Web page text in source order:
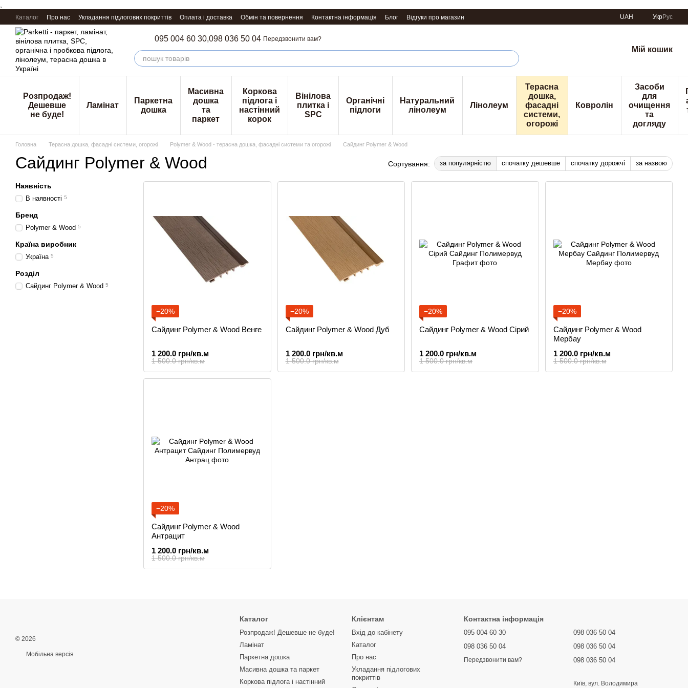
Перейти к основному контенту
Каталог Про нас Укладання підлогових покриттів Оплата і доставка Обмін та повернення Контактна інформація Блог Відгуки про магазин UAH УкрРус
095 004 60 30,098 036 50 04 Передзвонити вам?
Мій кошик
Розпродаж!
Дешевше
не буде!
Ламінат
Паркетна
дошка
Масивна
дошка
та
паркет
Коркова
підлога і
настінний
корок
Вінілова
плитка і
SPC
Органічні
підлоги
Натуральний
лінолеум
Лінолеум
Терасна
дошка,
фасадні
системи,
огорожі
Ковролін
Засоби
для
очищення
та
догляду
Головна Терасна дошка, фасадні системи, огорожі Polymer & Wood - терасна дошка, фасадні системи та огорожі Сайдинг Polymer & Wood
Сайдинг Polymer & Wood Сортування: за популярністю спочатку дешевше спочатку дорожчі за назвою
−20%
Сайдинг Polymer & Wood Венге
1 500.0 грн/кв.м
1 200.0 грн/кв.м
−20%
Сайдинг Polymer & Wood Дуб
1 500.0 грн/кв.м
1 200.0 грн/кв.м
−20%
Сайдинг Polymer & Wood Сірий
1 500.0 грн/кв.м
1 200.0 грн/кв.м
−20%
Сайдинг Polymer & Wood
Мербау
1 500.0 грн/кв.м
1 200.0 грн/кв.м
−20%
Сайдинг Polymer & Wood
Антрацит
1 500.0 грн/кв.м
1 200.0 грн/кв.м
Наявність
В наявності 5
Бренд
Polymer & Wood 5
Країна виробник
Україна 5
Розділ
Сайдинг Polymer & Wood 5
© 2026
Мобільна версія
Каталог
Розпродаж! Дешевше не буде!
Ламінат
Паркетна дошка
Масивна дошка та паркет
Коркова підлога і настінний
Клієнтам
Вхід до кабінету
Каталог
Про нас
Укладання підлогових
покриттів
Контактна інформація
095 004 60 30
098 036 50 04
Передзвонити вам?
098 036 50 04
098 036 50 04
098 036 50 04
Київ, вул. Володимира